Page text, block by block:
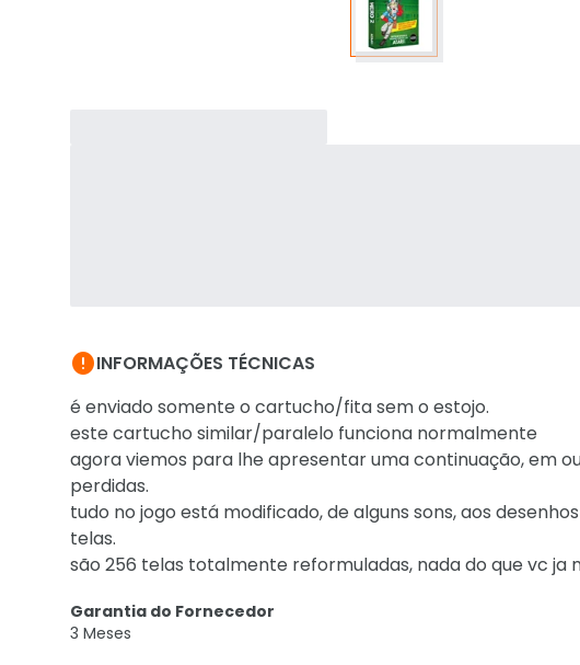
INFORMAÇÕES TÉCNICAS
é enviado somente o cartucho/fita sem o estojo.
este cartucho similar/paralelo funciona normalmente
agora viemos para lhe apresentar uma continuação, em
perdidas.
tudo no jogo está modificado, de alguns sons, aos
telas.
são 256 telas totalmente reformuladas, nada do que vc ja
Garantia do Fornecedor
3 Meses